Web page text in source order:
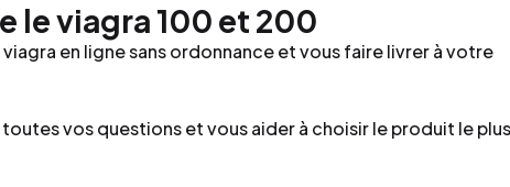
le viagra 100 et 200
en ligne sans ordonnance et vous faire livrer à votre
vos questions et vous aider à choisir le produit le plus